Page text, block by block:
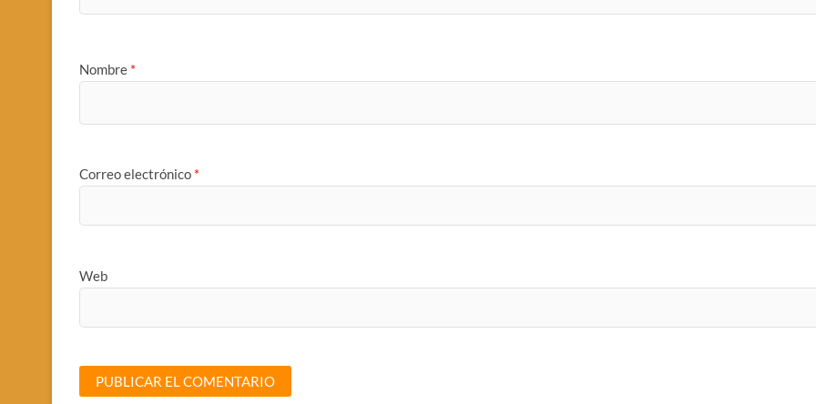
Nombre *
Correo electrónico *
Web